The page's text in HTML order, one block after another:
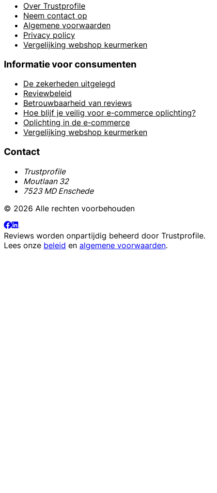
Over Trustprofile
Neem contact op
Algemene voorwaarden
Privacy policy
Vergelijking webshop keurmerken
Informatie voor consumenten
De zekerheden uitgelegd
Reviewbeleid
Betrouwbaarheid van reviews
Hoe blijf je veilig voor e-commerce oplichting?
Oplichting in de e-commerce
Vergelijking webshop keurmerken
Contact
Trustprofile
Moutlaan 32
7523 MD Enschede
© 2026 Alle rechten voorbehouden
Reviews worden onpartijdig beheerd door Trustprofile.
Lees onze beleid en algemene voorwaarden.